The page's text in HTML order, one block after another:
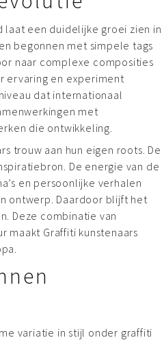
laat een duidelijke groei zien in
begonnen met simpele tags
naar complexe composities
ervaring en experiment
dat internationaal
met
die ontwikkeling.
trouw aan hun eigen roots. De
De energie van de
en persoonlijke verhalen
ontwerp. Daardoor blijft het
Deze combinatie van
maakt Graffiti kunstenaars
variatie in stijl onder graffiti